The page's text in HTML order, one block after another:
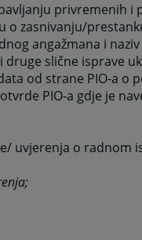
privremenih i
o zasnivanju/
angažmana i
slične isprave
od strane PIO-a o
PIO-a gdje je
uvjerenja o radnom